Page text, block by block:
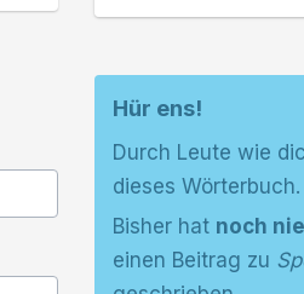
Hür ens!
Durch Leute wie
dieses Wörterbuch.
Bisher hat noch
einen Beitrag zu